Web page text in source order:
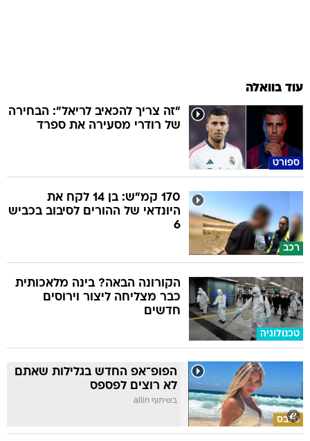
עוד בוואלה
ספורט
"זה צריך להכאיב לריאל": הבחירה
של רודרי מסעירה את ספרד
רכב
170 קמ"ש: בן 14 לקח את
היונדאי של ההורים לסיבוב בכביש
6
טכנולוגיה
הקורונה הבאה? בינה מלאכותית
כבר מצליחה ליצור וירוסים
חדשים
סלבס
הפופ־אפ החדש בגלילות שאתם
לא רוצים לפספס
בשיתוף allin